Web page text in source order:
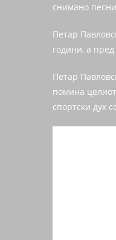
снимано песни
Петар
години, а
Петар
помина
спортски дух